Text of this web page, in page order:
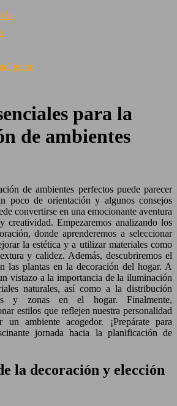
para la
de ambientes
de ambientes perfectos puede parecer
poco de orientación y algunos consejos
convertirse en una emocionante aventura
creatividad. Empezaremos analizando los
donde aprenderemos a seleccionar
la estética y a utilizar materiales como
y calidez. Además, descubriremos el
las plantas en la decoración del hogar. A
vistazo a la importancia de la iluminación
naturales, así como a la distribución
y zonas en el hogar. Finalmente,
estilos que reflejen nuestra personalidad
ambiente acogedor. ¡Prepárate para
jornada hacia la planificación de
la decoración y elección